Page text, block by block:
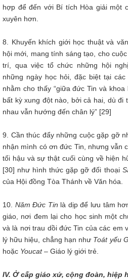
hợp để đến với Bí tích Hòa giải một
xuyên hơn.
8. Khuyến khích giới học thuật và
hội mới, mang tính sáng tạo, cho
trí, qua việc tổ chức những hội
những ngày học hỏi, đặc biệt tại
nhằm cho thấy “giữa đức Tin và
bất kỳ xung đột nào, bởi cả hai, dù đi
nhau vẫn hướng đến chân lý” [29]
9. Cần thúc đẩy những cuộc gặp gỡ
nhận mình có ơn đức Tin, nhưng vẫn
tối hậu và sự thật cuối cùng về hiện
[30] như hình thức gặp gỡ đối thoại
của Hội đồng Tòa Thánh về Văn hóa.
10. Năm Đức Tin là dịp để lưu tâm
giáo, nơi đem lại cho học sinh một
và là nơi trau dồi đức Tin của các em
lý hữu hiệu, chẳng hạn như Toát yếu
hoặc Youcat– Giáo lý giới trẻ.
IV. Ở cấp giáo xứ, cộng đoàn, hiệp